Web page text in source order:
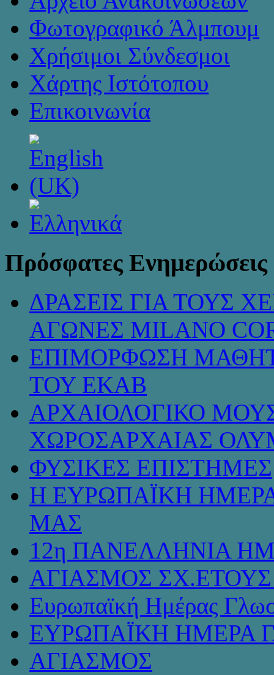
Φωτογραφικό Άλμπουμ
Χρήσιμοι Σύνδεσμοι
Χάρτης Ιστότοπου
Επικοινωνία
Πρόσφατες Ενημερώσεις
ΔΡΑΣΕΙΣ ΓΙΑ ΤΟΥΣ
ΑΓΩΝΕΣ MILANO
ΕΠΙΜΟΡΦΩΣΗ
ΤΟΥ ΕΚΑΒ
ΑΡΧΑΙΟΛΟΓΙΚΟ
ΧΩΡΟΣΑΡΧΑΙΑΣ
ΦΥΣΙΚΕΣ ΕΠΙΣΤΗΜΕΣ
Η ΕΥΡΩΠΑΪΚΗ
ΜΑΣ
12η ΠΑΝΕΛΛΗΝΙΑ
ΑΓΙΑΣΜΟΣ ΣΧ.ΕΤΟΥΣ
Ευρωπαϊκή Ημέρας
ΕΥΡΩΠΑΪΚΗ ΗΜΕΡΑ
ΑΓΙΑΣΜΟΣ